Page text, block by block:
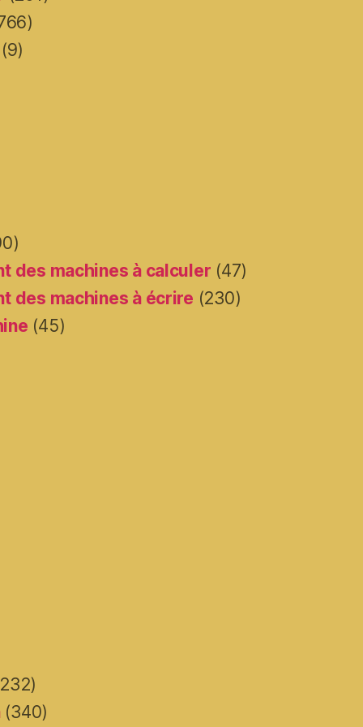
(9)
des machines à calculer (47)
des machines à écrire (230)
(45)
(340)